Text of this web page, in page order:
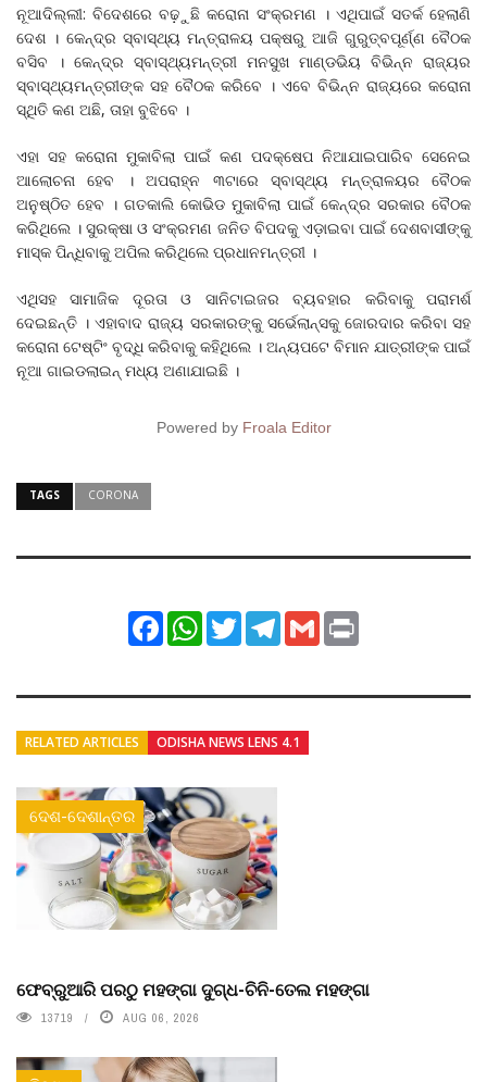
ନୂଆଦିଲ୍ଲୀ: ବିଦେଶରେ ବଢ଼ୁଛି କରୋନା ସଂକ୍ରମଣ । ଏଥିପାଇଁ ସତର୍କ ହେଲାଣି
ଦେଶ । କେନ୍ଦ୍ର ସ୍ବାସ୍ଥ୍ୟ ମନ୍ତ୍ରାଳୟ ପକ୍ଷରୁ ଆଜି ଗୁରୁତ୍ବପୂର୍ଣ୍ଣ ବୈଠକ
ବସିବ । କେନ୍ଦ୍ର ସ୍ବାସ୍ଥ୍ୟମନ୍ତ୍ରୀ ମନସୁଖ ମାଣ୍ଡଭିୟ ବିଭିନ୍ନ ରାଜ୍ୟର
ସ୍ବାସ୍ଥ୍ୟମନ୍ତ୍ରୀଙ୍କ ସହ ବୈଠକ କରିବେ । ଏବେ ବିଭିନ୍ନ ରାଜ୍ୟରେ କରୋନା
ସ୍ଥିତି କଣ ଅଛି, ତାହା ବୁଝିବେ ।
ଏହା ସହ କରୋନା ମୁକାବିଲା ପାଇଁ କଣ ପଦକ୍ଷେପ ନିଆଯାଇପାରିବ ସେନେଇ
ଆଲୋଚନା ହେବ । ଅପରାହ୍ନ ୩ଟାରେ ସ୍ବାସ୍ଥ୍ୟ ମନ୍ତ୍ରାଳୟର ବୈଠକ
ଅନୁଷ୍ଠିତ ହେବ । ଗତକାଲି କୋଭିଡ ମୁକାବିଲା ପାଇଁ କେନ୍ଦ୍ର ସରକାର ବୈଠକ
କରିଥିଲେ । ସୁରକ୍ଷା ଓ ସଂକ୍ରମଣ ଜନିତ ବିପଦକୁ ଏଡ଼ାଇବା ପାଇଁ ଦେଶବାସୀଙ୍କୁ
ମାସ୍କ ପିନ୍ଧିବାକୁ ଅପିଲ କରିଥିଲେ ପ୍ରଧାନମନ୍ତ୍ରୀ ।
ଏଥିସହ ସାମାଜିକ ଦୂରତା ଓ ସାନିଟାଇଜର ବ୍ୟବହାର କରିବାକୁ ପରାମର୍ଶ
ଦେଇଛନ୍ତି । ଏହାବାଦ ରାଜ୍ୟ ସରକାରଙ୍କୁ ସର୍ଭେଲାନ୍ସକୁ ଜୋରଦାର କରିବା ସହ
କରୋନା ଟେଷ୍ଟିଂ ବୃଦ୍ଧି କରିବାକୁ କହିଥିଲେ । ଅନ୍ୟପଟେ ବିମାନ ଯାତ୍ରୀଙ୍କ ପାଇଁ
ନୂଆ ଗାଇଡଲାଇନ୍ ମଧ୍ୟ ଅଣାଯାଇଛି ।
Powered by Froala Editor
TAGS CORONA
FacebookWhatsApp
TwitterTelegram
Gmail
RELATED ARTICLES ODISHA NEWS LENS 4.1
ଦେଶ-ଦେଶାନ୍ତର
ଫେବ୍ରୁଆରି ପରଠୁ ମହଙ୍ଗା ଦୁଗ୍ଧ-ଚିନି-ତେଲ ମହଙ୍ଗା
13719 AUG 06, 2026